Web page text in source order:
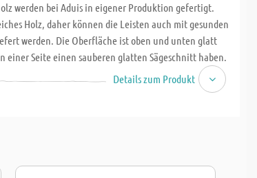
werden bei Aduis in eigener Produktion gefertigt.
Holz, daher können die Leisten auch mit gesunden
werden. Die Oberfläche ist oben und unten glatt
einer Seite einen sauberen glatten Sägeschnitt haben.
intensiven, wohltuenden Geruch. Die Leisten sind ideal
Details zum Produkt